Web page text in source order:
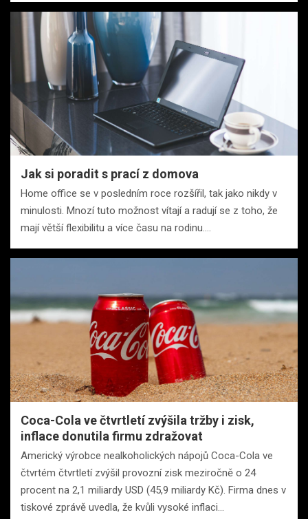
Jak si poradit s prací z domova
Home office se v posledním roce rozšířil, tak jako nikdy v
minulosti. Mnozí tuto možnost vítají a radují se z toho, že
mají větší flexibilitu a více času na rodinu.…
Coca-Cola ve čtvrtletí zvýšila tržby i zisk,
inflace donutila firmu zdražovat
Americký výrobce nealkoholických nápojů Coca-Cola ve
čtvrtém čtvrtletí zvýšil provozní zisk meziročně o 24
procent na 2,1 miliardy USD (45,9 miliardy Kč). Firma dnes v
tiskové zprávě uvedla, že kvůli vysoké inflaci…